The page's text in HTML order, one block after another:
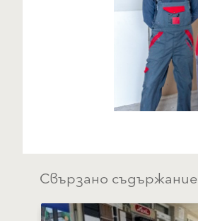
Свързано съдържание